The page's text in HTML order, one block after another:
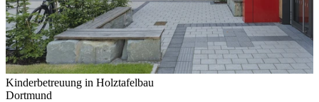
Kinderbetreuung in Holztafelbau
Dortmund